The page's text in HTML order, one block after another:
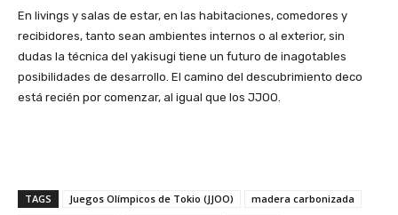
En livings y salas de estar, en las habitaciones, comedores y
recibidores, tanto sean ambientes internos o al exterior, sin
dudas la técnica del yakisugi tiene un futuro de inagotables
posibilidades de desarrollo. El camino del descubrimiento deco
está recién por comenzar, al igual que los JJOO.
TAGS Juegos Olímpicos de Tokio (JJOO)
madera carbonizada